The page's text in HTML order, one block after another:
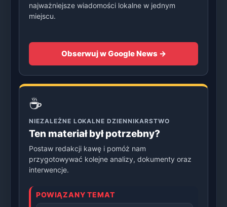
najważniejsze wiadomości lokalne w jednym
miejscu.
Obserwuj w Google News →
☕
NIEZALEŻNE LOKALNE DZIENNIKARSTWO
Ten materiał był potrzebny?
Postaw redakcji kawę i pomóż nam
przygotowywać kolejne analizy, dokumenty oraz
interwencje.
POWIĄZANY TEMAT